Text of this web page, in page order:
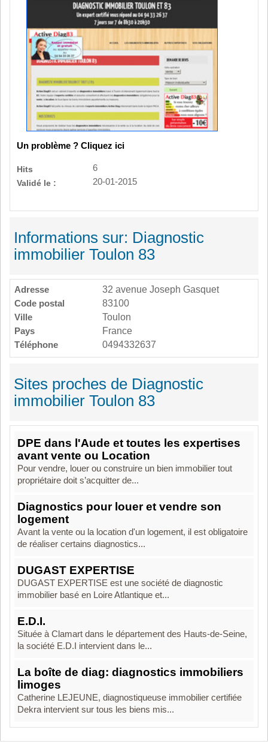
Un problème ? Cliquez ici
Hits
6
Validé le :
20-01-2015
Informations sur: Diagnostic
immobilier Toulon 83
Adresse
32 avenue Joseph Gasquet
Code postal
83100
Ville
Toulon
Pays
France
Téléphone
0494332637
Sites proches de Diagnostic
immobilier Toulon 83
DPE dans l'Aude et toutes les expertises
avant vente ou Location
Pour vendre, louer ou construire un bien immobilier tout
propriétaire doit s’acquitter de...
Diagnostics pour louer et vendre son
logement
Avant la vente ou la location d'un logement, il est obligatoire
de réaliser certains diagnostics...
DUGAST EXPERTISE
DUGAST EXPERTISE est une société de diagnostic
immobilier basé en Loire Atlantique et...
E.D.I.
Située à Clamart dans le département des Hauts-de-Seine,
la société E.D.I intervient dans le...
La boîte de diag: diagnostics immobiliers
limoges
Catherine LEJEUNE, diagnostiqueuse immobilier certifiée
Dekra intervient sur tous les biens mis...